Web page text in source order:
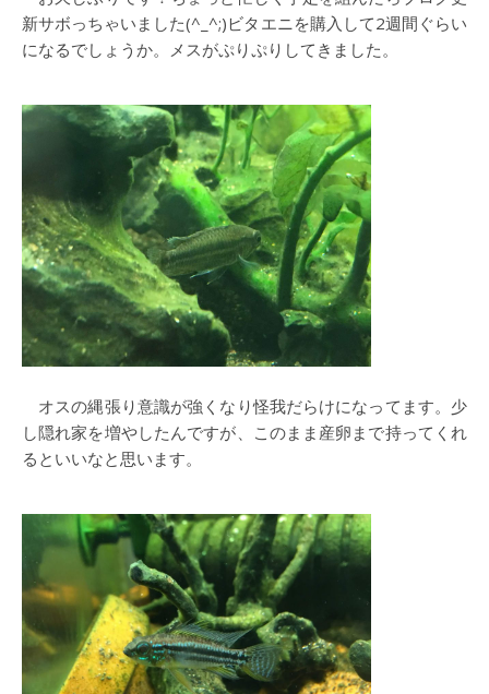
新サボっちゃいました(^_^;)ビタエニを購入して2週間ぐらい
になるでしょうか。メスがぷりぷりしてきました。
オスの縄張り意識が強くなり怪我だらけになってます。少
し隠れ家を増やしたんですが、このまま産卵まで持ってくれ
るといいなと思います。